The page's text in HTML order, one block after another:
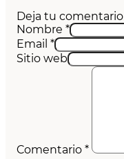
Deja tu comentario
Nombre *
Email *
Sitio web
Comentario *